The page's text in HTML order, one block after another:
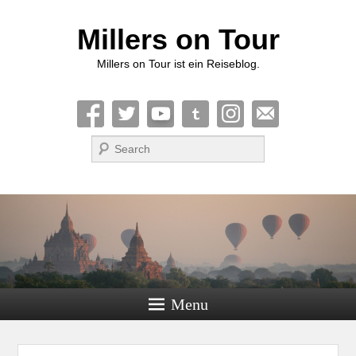
Millers on Tour
Millers on Tour ist ein Reiseblog.
Suche
Menu